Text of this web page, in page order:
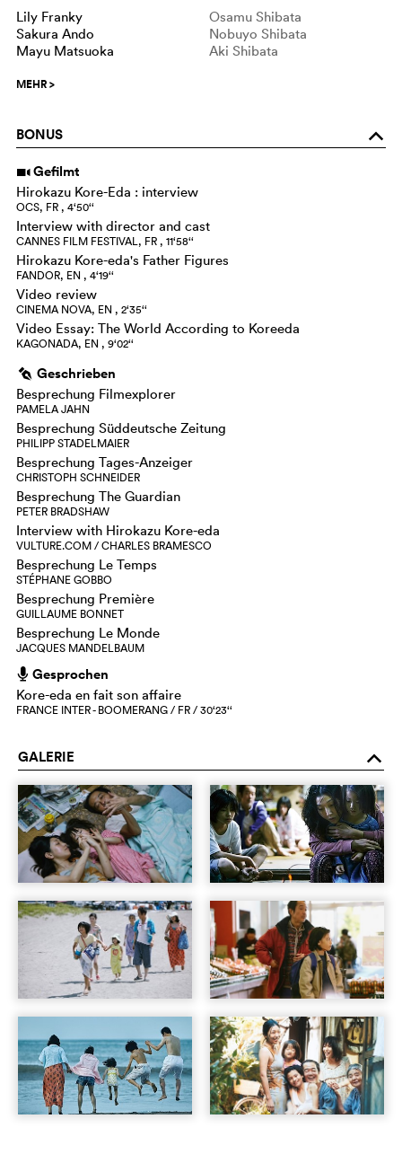
Lily Franky
Osamu Shibata
Sakura Ando
Nobuyo Shibata
Mayu Matsuoka
Aki Shibata
MEHR>
BONUS o
i Gefilmt
Hirokazu Kore-Eda : interview
OCS, FR , 4‘50‘‘
Interview with director and cast
CANNES FILM FESTIVAL, FR , 11‘58‘‘
Hirokazu Kore-eda's Father Figures
FANDOR, EN , 4‘19‘‘
Video review
CINEMA NOVA, EN , 2‘35‘‘
Video Essay: The World According to Koreeda
KAGONADA, EN , 9‘02‘‘
g Geschrieben
Besprechung Filmexplorer
PAMELA JAHN
Besprechung Süddeutsche Zeitung
PHILIPP STADELMAIER
Besprechung Tages-Anzeiger
CHRISTOPH SCHNEIDER
Besprechung The Guardian
PETER BRADSHAW
Interview with Hirokazu Kore-eda
VULTURE.COM / CHARLES BRAMESCO
Besprechung Le Temps
STÉPHANE GOBBO
Besprechung Première
GUILLAUME BONNET
Besprechung Le Monde
JACQUES MANDELBAUM
h Gesprochen
Kore-eda en fait son affaire
FRANCE INTER - BOOMERANG / FR / 30‘23‘‘
GALERIE o